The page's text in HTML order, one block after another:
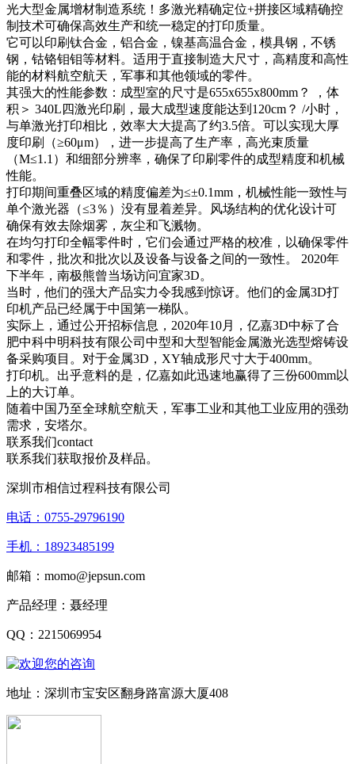
光大型金属增材制造系统！多激光精确定位+拼接区域精确控
制技术可确保高效生产和统一稳定的打印质量。
它可以印刷钛合金，铝合金，镍基高温合金，模具钢，不锈
钢，钴铬钼钼等材料。适用于直接制造大尺寸，高精度和高性
能的材料航空航天，军事和其他领域的零件。
其强大的性能参数：成型室的尺寸是655x655x800mm？ ，体
积＞ 340L四激光印刷，最大成型速度能达到120cm？ /小时，
与单激光打印相比，效率大大提高了约3.5倍。可以实现大厚
度印刷（≥60μm），进一步提高了生产率，高光束质量
（M≤1.1）和细部分辨率，确保了印刷零件的成型精度和机械
性能。
打印期间重叠区域的精度偏差为≤±0.1mm，机械性能一致性与
单个激光器（≤3％）没有显着差异。风场结构的优化设计可
确保有效去除烟雾，灰尘和飞溅物。
在均匀打印全幅零件时，它们会通过严格的校准，以确保零件
和零件，批次和批次以及设备与设备之间的一致性。 2020年
下半年，南极熊曾当场访问宜家3D。
当时，他们的强大产品实力令我感到惊讶。他们的金属3D打
印机产品已经属于中国第一梯队。
实际上，通过公开招标信息，2020年10月，亿嘉3D中标了合
肥中科中明科技有限公司中型和大型智能金属激光选型熔铸设
备采购项目。对于金属3D，XY轴成形尺寸大于400mm。
打印机。出乎意料的是，亿嘉如此迅速地赢得了三份600mm以
上的大订单。
随着中国乃至全球航空航天，军事工业和其他工业应用的强劲
需求，安塔尔。
联系我们contact
联系我们获取报价及样品。
深圳市相信过程科技有限公司
电话：0755-29796190
手机：18923485199
邮箱：momo@jepsun.com
产品经理：聂经理
QQ：2215069954
地址：深圳市宝安区翻身路富源大厦408